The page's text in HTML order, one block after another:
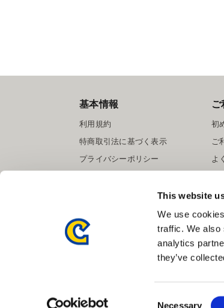
This website
We use
traffic. We also
analytics
they’ve
Necessary
基本情報
利用規約
特商取引法に基づく表示
プライバシーポリシー
ご
初
ご
よ
提